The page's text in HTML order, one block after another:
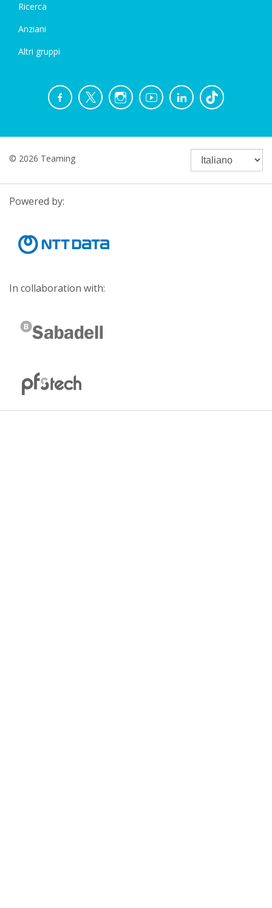
Ricerca
Anziani
Altri gruppi
© 2026 Teaming
Powered by:
In collaboration with: